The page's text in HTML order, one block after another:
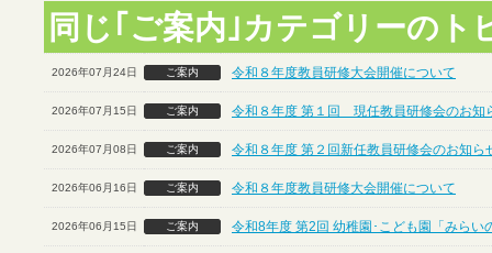
同じ｢ご案内｣カテゴリーのト
2026年07月24日 ご案内 令和８年度教員研修大会開催について
2026年07月15日 ご案内 令和８年度 第１回 現任教員研修会のお知
2026年07月08日 ご案内 令和８年度 第２回新任教員研修会のお知ら
2026年06月16日 ご案内 令和８年度教員研修大会開催について
2026年06月15日 ご案内 令和8年度 第2回 幼稚園･こども園「みらい